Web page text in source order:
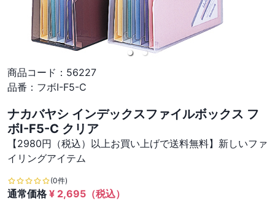
商品コード： 56227
品番： フボI-F5-C
ナカバヤシ インデックスファイルボックス フ
ボI-F5-C クリア
【2980円（税込）以上お買い上げで送料無料】新しいファ
イリングアイテム
(0件)
通常価格¥ 2,695 （税込）